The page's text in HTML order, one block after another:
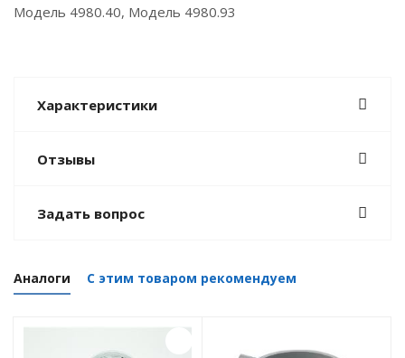
Модель 4980.40, Модель 4980.93
Характеристики
Отзывы
Задать вопрос
Аналоги С этим товаром рекомендуем